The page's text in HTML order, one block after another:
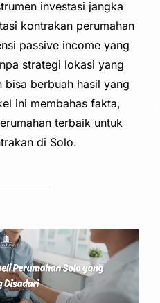
investasi jangka
kontrakan perumahan
passive income yang
strategi lokasi yang
berbuah hasil yang
ini membahas fakta,
terbaik untuk
di Solo.